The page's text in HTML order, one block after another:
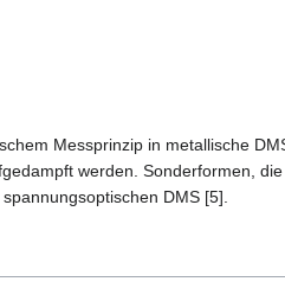
Messprinzip in metallische
werden. Sonderformen,
DMS [5].